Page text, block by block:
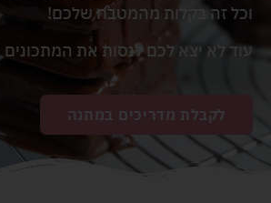
וכל זה בקלות מהמטבח שלכם!
עוד לא יצא לכם לנסות את המתכונים
לקבלת מדריכים במתנה